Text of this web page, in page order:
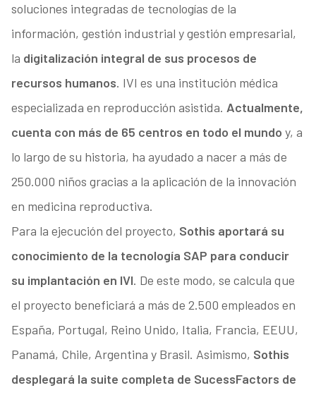
soluciones integradas de tecnologías de la
información, gestión industrial y gestión empresarial,
la digitalización integral de sus procesos de
recursos humanos. IVI es una institución médica
especializada en reproducción asistida. Actualmente,
cuenta con más de 65 centros en todo el mundo y, a
lo largo de su historia, ha ayudado a nacer a más de
250.000 niños gracias a la aplicación de la innovación
en medicina reproductiva.
Para la ejecución del proyecto, Sothis aportará su
conocimiento de la tecnología SAP para conducir
su implantación en IVI. De este modo, se calcula que
el proyecto beneficiará a más de 2.500 empleados en
España, Portugal, Reino Unido, Italia, Francia, EEUU,
Panamá, Chile, Argentina y Brasil. Asimismo, Sothis
desplegará la suite completa de SucessFactors de